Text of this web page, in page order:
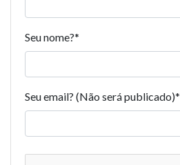
Seu nome?*
Seu email? (Não será publicado)*